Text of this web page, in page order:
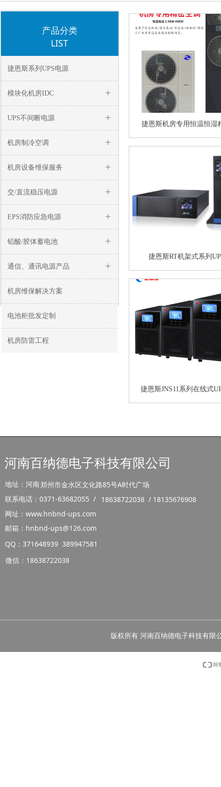
产品分类
LIST
捷恩斯系列UPS电源
ꄶ
模块化机房IDC
ꄶ
UPS不间断电源
ꄶ
机房制冷空调
ꄶ
机房设备维保服务
ꄶ
交/直流稳压电源
ꄶ
EPS消防应急电源
ꄶ
铅酸/胶体蓄电池
ꄶ
通信、通讯电源产品
机房维保解决方案
电池柜批发定制
机房防雷工程
捷恩斯机房专用恒温恒湿
捷恩斯RT机架式系列
捷恩斯JNS11系列在线式
河南百纳德电子科技有限公司
版权所有 河南百纳德电子科技有
QQ：371648939 389947581
18638722038 / 18135676908
联系电话：0371-63682055 /
邮箱：hnbnd-ups@126.com
网址：www.hnbnd-ups.com
微信：18638722038
郑州市金水区文化路85号A时代广场
地址：河南